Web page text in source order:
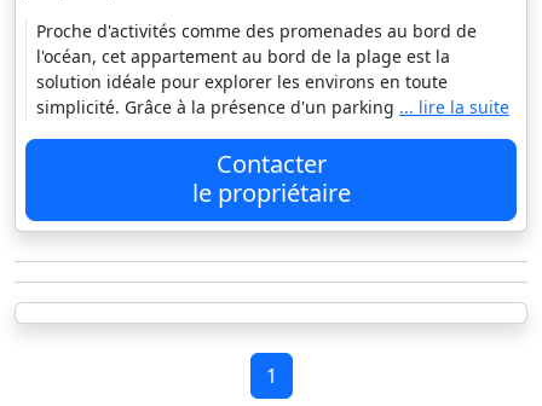
Proche d'activités comme des promenades au bord de
l'océan, cet appartement au bord de la plage est la
solution idéale pour explorer les environs en toute
simplicité. Grâce à la présence d'un parking ... lire la suite
Contacter
le propriétaire
1